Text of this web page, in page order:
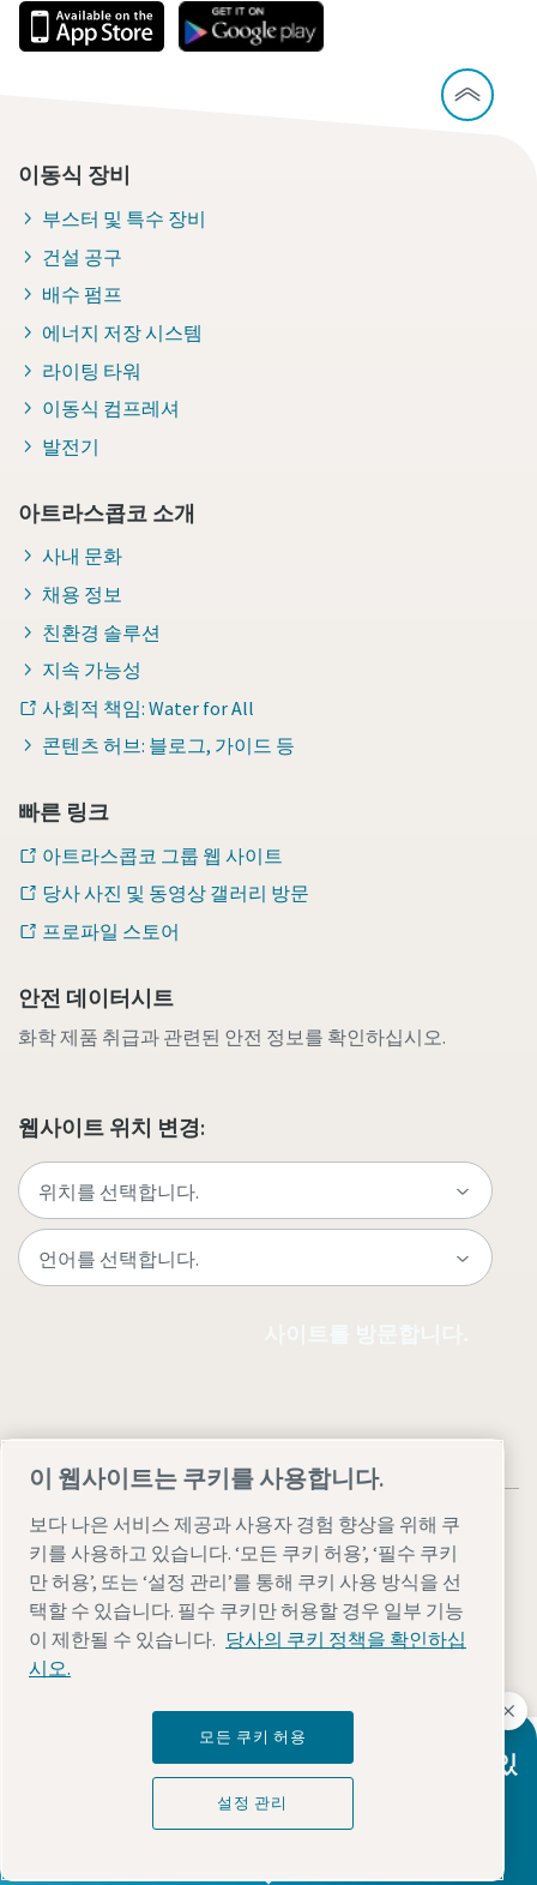
중요한 하수 우회 작업을 위한 신뢰할 수 있
는 자체 프라이밍 펌프
이동식 장비
부스터 및 특수 장비
건설 공구
배수 펌프
에너지 저장 시스템
라이팅 타워
이동식 컴프레셔
발전기
아트라스콥코 소개
사내 문화
채용 정보
친환경 솔루션
지속 가능성
사회적 책임: Water for All
콘텐츠 허브: 블로그, 가이드 등
빠른 링크
아트라스콥코 그룹 웹 사이트
당사 사진 및 동영상 갤러리 방문
프로파일 스토어
안전 데이터시트
화학 제품 취급과 관련된 안전 정보를 확인하십시오.
웹사이트 위치 변경:
법률 및 개인 정보 참고 사항설정 관리접근성 사이트맵
© 2026 아트라스콥코
Atlas Copco Group이 어떻게 기술로 미래를 변화시
키는지 확인해 보세요.
Atlas Copco Group 웹사이트 방문하기
이 웹사이트는 쿠키를 사용합니다.
보다 나은 서비스 제공과 사용자 경험 향상을 위해 쿠
키를 사용하고 있습니다. ‘모든 쿠키 허용’, ‘필수 쿠키
만 허용’, 또는 ‘설정 관리’를 통해 쿠키 사용 방식을 선
택할 수 있습니다. 필수 쿠키만 허용할 경우 일부 기능
이 제한될 수 있습니다. 당사의 쿠키 정책을 확인하십
시오.
모든 쿠키 허용
설정 관리